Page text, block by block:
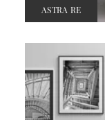
ASTRA RE